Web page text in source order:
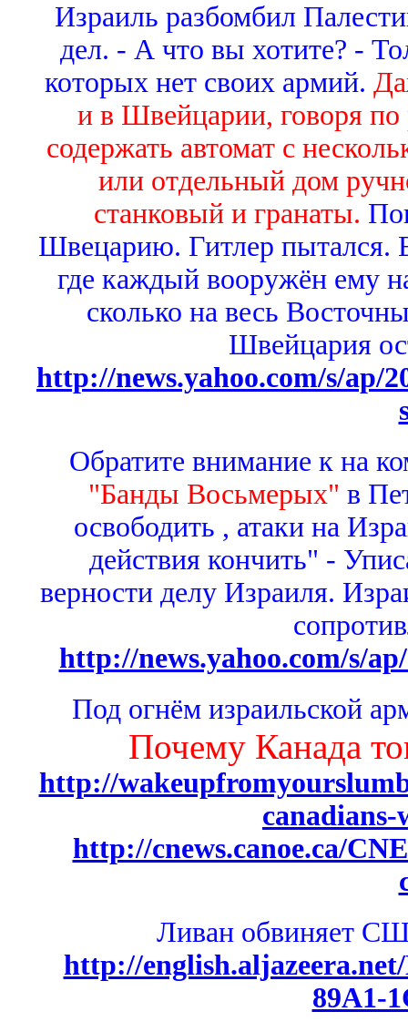
Израиль разбомбил
дел. - А что вы хотите? -
которых нет своих армий.
и в Швейцарии, говоря по
содержать автомат с
или отдельный дом
станковый и гранаты.
Швецарию. Гитлер пытался.
где каждый вооружён ему
сколько на весь
Швейцария
http://news.yahoo.com/s/ap/
Обратите внимание к на
"Банды Восьмерых" в
освободить , атаки на
действия кончить" -
верности делу Израиля.
http://news.yahoo.com/s/
Под огнём израильской
Почему Канада
http://
http://cnews.canoe.ca/
Ливан обвиняет
http://
89A1-